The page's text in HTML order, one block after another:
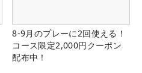
8-9月のプレーに2回使える！
コース限定2,000円クーポン
配布中！